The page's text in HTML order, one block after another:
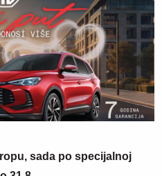
sada po specijalnoj